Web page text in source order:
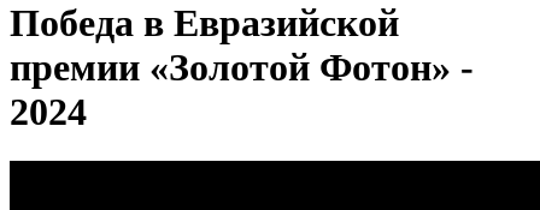
Победа в Евразийской
премии «Золотой Фотон» -
2024